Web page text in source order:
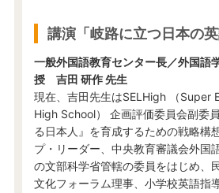
講演「岐路に立つ日本の英
一般外国語教育センター長／外国
授 吉田 研作 先生
現在、吉田先生はSELHigh （Super
High School） 企画評価委員会副委
る日本人』を育成するための戦略構
プ・リーダー、中央教育審議会外国
の文部科学省管轄の委員をはじめ、
文化フォーラム理事、小学校英語指